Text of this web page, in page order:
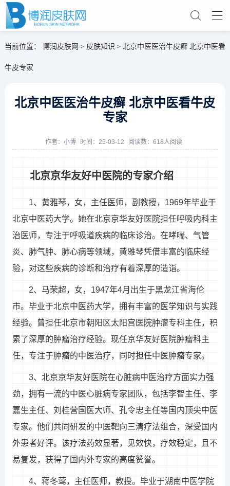
当前位置： 博润皮肤网 > 皮肤知识 > 北京中医医治牛皮癣 北京中医看
牛皮专家
北京中医医治牛皮癣 北京中医看牛皮
专家
作者： 小博 时间：25-03-12 阅读数：618人阅读
北京京华友好中医院的专家介绍
1、黄雅琴，女，主任医师，副教授，1969年毕业于
北京中医药大学。她在北京京华友好医院担任呼吸内科主
治医师，专注于呼吸道疾病的临床诊治。在哮喘、气管
炎、肺气肿、肺心病等领域，黄雅琴凭借丰富的临床经
验，对这些疾病的诊断和治疗有着深厚的造诣。
2、马荣超，女，1947年4月出生于黑龙江省海伦
市。毕业于北京中医药大学，拥有丰富的医学知识与实践
经验。曾担任北京市朝阳区太阳宫医院肿瘤专科主任，积
累了深厚的肿瘤治疗经验。现任京华友好医院肿瘤科主
任，专注于肿瘤的中医治疗，同时担任中医肿瘤专家。
3、北京京华友好医院在心脏病中医治疗方面实力强
劲，拥有一流的中医心脏病专家团队，包括李智主任、李
嘉生主任、刘桂营国医大师、孔令忠主任等国内顶尖中医
专家。他们共同研发的中医靶向三清疗法组合，深受国内
外患者好评。该疗法药效显著，见效快，疗效稳定，且不
易复发，获得了国内外专家的高度赞誉。
4、蒋冬莺，主任医师，教授。毕业于湖南中医学院